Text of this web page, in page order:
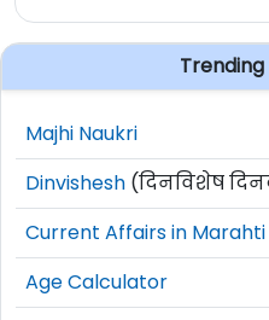
Majhi Naukri
Dinvishesh (दिनविशेष
Current Affairs in Marahti
Age Calculator